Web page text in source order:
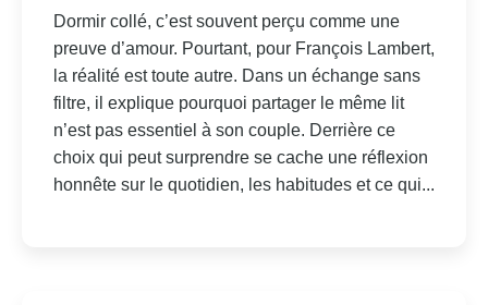
Dormir collé, c’est souvent perçu comme une
preuve d’amour. Pourtant, pour François Lambert,
la réalité est toute autre. Dans un échange sans
filtre, il explique pourquoi partager le même lit
n’est pas essentiel à son couple. Derrière ce
choix qui peut surprendre se cache une réflexion
honnête sur le quotidien, les habitudes et ce qui...